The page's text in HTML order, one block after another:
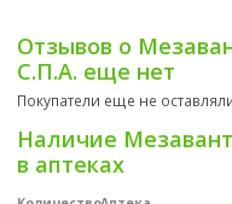
Отзывов о
С.П.А. еще нет
Покупатели еще не
Наличие
в аптеках